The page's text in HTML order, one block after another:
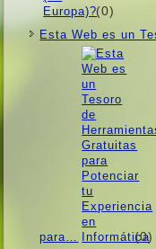
(0)
Esta Web es un
para… (0)